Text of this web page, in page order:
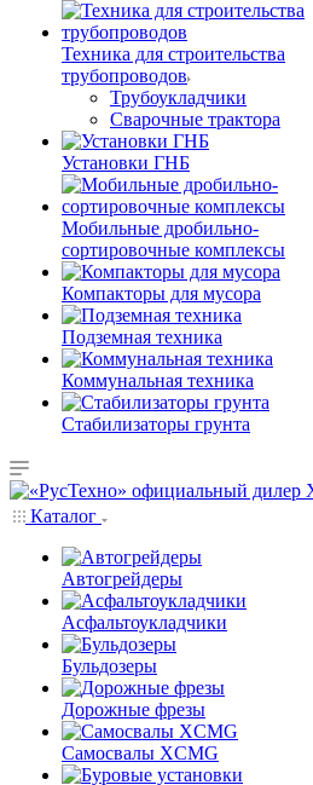
Техника для строительства
трубопроводов
Трубоукладчики
Сварочные трактора
Установки ГНБ
Мобильные дробильно-
сортировочные комплексы
Компакторы для мусора
Подземная техника
Коммунальная техника
Стабилизаторы грунта
Каталог
Автогрейдеры
Асфальтоукладчики
Бульдозеры
Дорожные фрезы
Самосвалы XCMG